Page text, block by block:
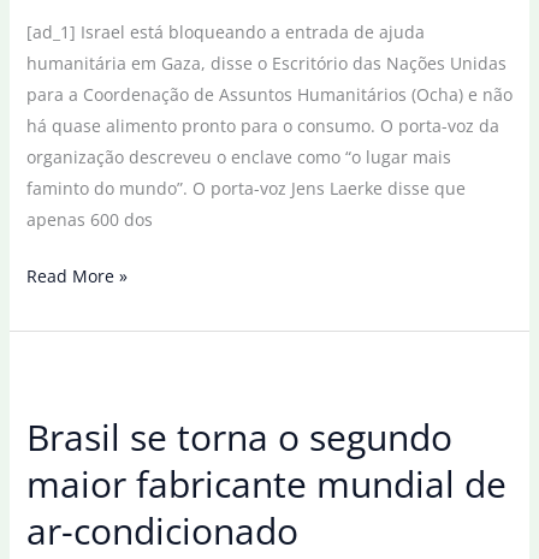
[ad_1] Israel está bloqueando a entrada de ajuda
humanitária em Gaza, disse o Escritório das Nações Unidas
para a Coordenação de Assuntos Humanitários (Ocha) e não
há quase alimento pronto para o consumo. O porta-voz da
organização descreveu o enclave como “o lugar mais
faminto do mundo”. O porta-voz Jens Laerke disse que
apenas 600 dos
ONU:
de
torna
“a
região
Read More »
Brasil se torna o segundo
maior fabricante mundial de
ar-condicionado